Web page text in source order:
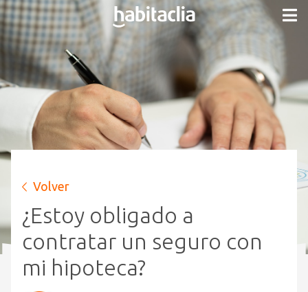
Volver
¿Estoy obligado a
contratar un seguro con
mi hipoteca?